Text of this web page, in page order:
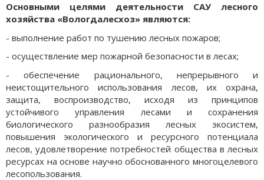
Основными целями деятельности САУ лесного
хозяйства «Вологдалесхоз» являются:
- выполнение работ по тушению лесных пожаров;
- осуществление мер пожарной безопасности в лесах;
- обеспечение рационального, непрерывного и
неистощительного использования лесов, их охрана,
защита, воспроизводство, исходя из принципов
устойчивого управления лесами и сохранения
биологического разнообразия лесных экосистем,
повышения экологического и ресурсного потенциала
лесов, удовлетворение потребностей общества в лесных
ресурсах на основе научно обоснованного многоцелевого
лесопользования.